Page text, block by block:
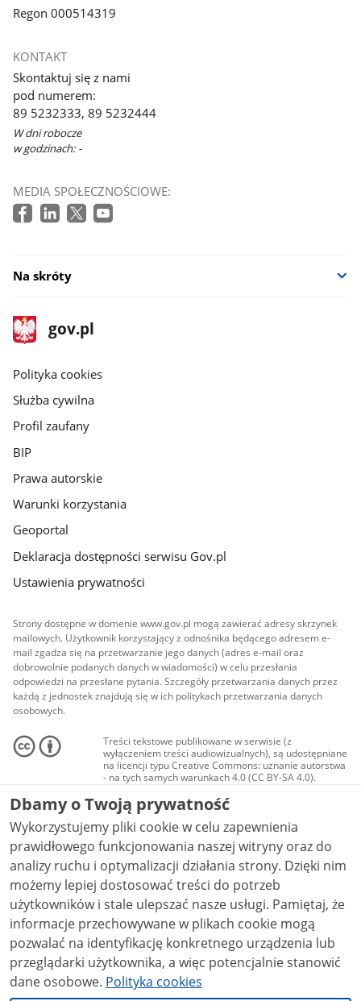
Regon 000514319
KONTAKT
Skontaktuj się z nami
pod numerem:
89 5232333, 89 5232444
W dni robocze
w godzinach: -
MEDIA SPOŁECZNOŚCIOWE:
Na skróty
stopka
gov.pl
Strona
gov.pl
gov.pl
Polityka cookies
Służba cywilna
Profil zaufany
BIP
Prawa autorskie
Warunki korzystania
Geoportal
Deklaracja dostępności serwisu Gov.pl
Ustawienia prywatności
Strony dostępne w domenie www.gov.pl mogą zawierać adresy skrzynek
mailowych. Użytkownik korzystający z odnośnika będącego adresem e-
mail zgadza się na przetwarzanie jego danych (adres e-mail oraz
dobrowolnie podanych danych w wiadomości) w celu przesłania
odpowiedzi na przesłane pytania. Szczegóły przetwarzania danych przez
każdą z jednostek znajdują się w ich politykach przetwarzania danych
osobowych.
Treści tekstowe publikowane w serwisie (z
wyłączeniem treści audiowizualnych), są udostępniane
na licencji typu Creative Commons: uznanie autorstwa
- na tych samych warunkach 4.0 (CC BY-SA 4.0).
Materiały audiowizualne, w tym zdjęcia, materiały
audio i wideo, są udostępniane na licencji typu
Creative Commons: uznanie autorstwa użycie
niekomercyjne - bez utworów zależnych 4.0 (CC BY-
NC-ND 4.0), o ile nie jest to stwierdzone inaczej.
Dbamy o Twoją prywatność
Wykorzystujemy pliki cookie w celu zapewnienia
prawidłowego funkcjonowania naszej witryny oraz do
analizy ruchu i optymalizacji działania strony. Dzięki nim
możemy lepiej dostosować treści do potrzeb
użytkowników i stale ulepszać nasze usługi. Pamiętaj, że
informacje przechowywane w plikach cookie mogą
pozwalać na identyfikację konkretnego urządzenia lub
przeglądarki użytkownika, a więc potencjalnie stanowić
dane osobowe. Polityka cookies